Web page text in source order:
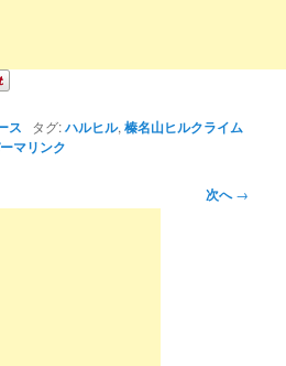
ス タグ:ハルヒル,榛名山ヒルクライム
マリンク
次へ→